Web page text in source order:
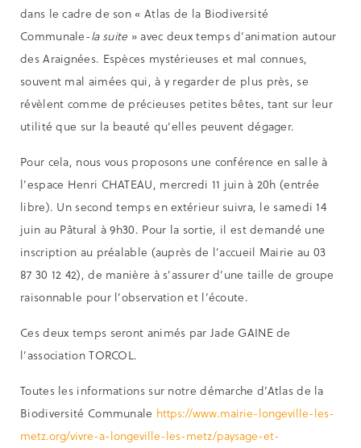
dans le cadre de son « Atlas de la Biodiversité
Communale-la suite » avec deux temps d’animation autour
des Araignées. Espèces mystérieuses et mal connues,
souvent mal aimées qui, à y regarder de plus près, se
révèlent comme de précieuses petites bêtes, tant sur leur
utilité que sur la beauté qu’elles peuvent dégager.
Pour cela, nous vous proposons une conférence en salle à
l’espace Henri CHATEAU, mercredi 11 juin à 20h (entrée
libre). Un second temps en extérieur suivra, le samedi 14
juin au Pâtural à 9h30. Pour la sortie, il est demandé une
inscription au préalable (auprès de l’accueil Mairie au 03
87 30 12 42), de manière à s’assurer d’une taille de groupe
raisonnable pour l’observation et l’écoute.
Ces deux temps seront animés par Jade GAINE de
l’association TORCOL.
Toutes les informations sur notre démarche d’Atlas de la
Biodiversité Communale https://www.mairie-longeville-les-
metz.org/vivre-a-longeville-les-metz/paysage-et-